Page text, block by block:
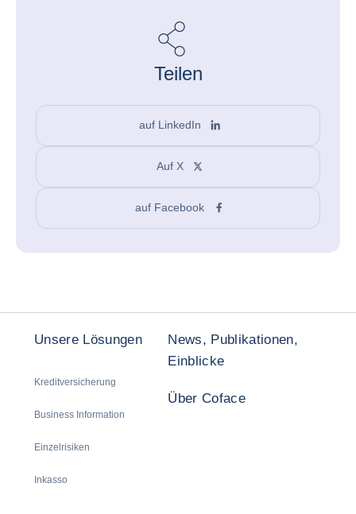
Teilen
auf LinkedIn
Auf X
auf Facebook
Unsere Lösungen
Kreditversicherung
Business Information
Einzelrisiken
Inkasso
News, Publikationen,
Einblicke
Über Coface